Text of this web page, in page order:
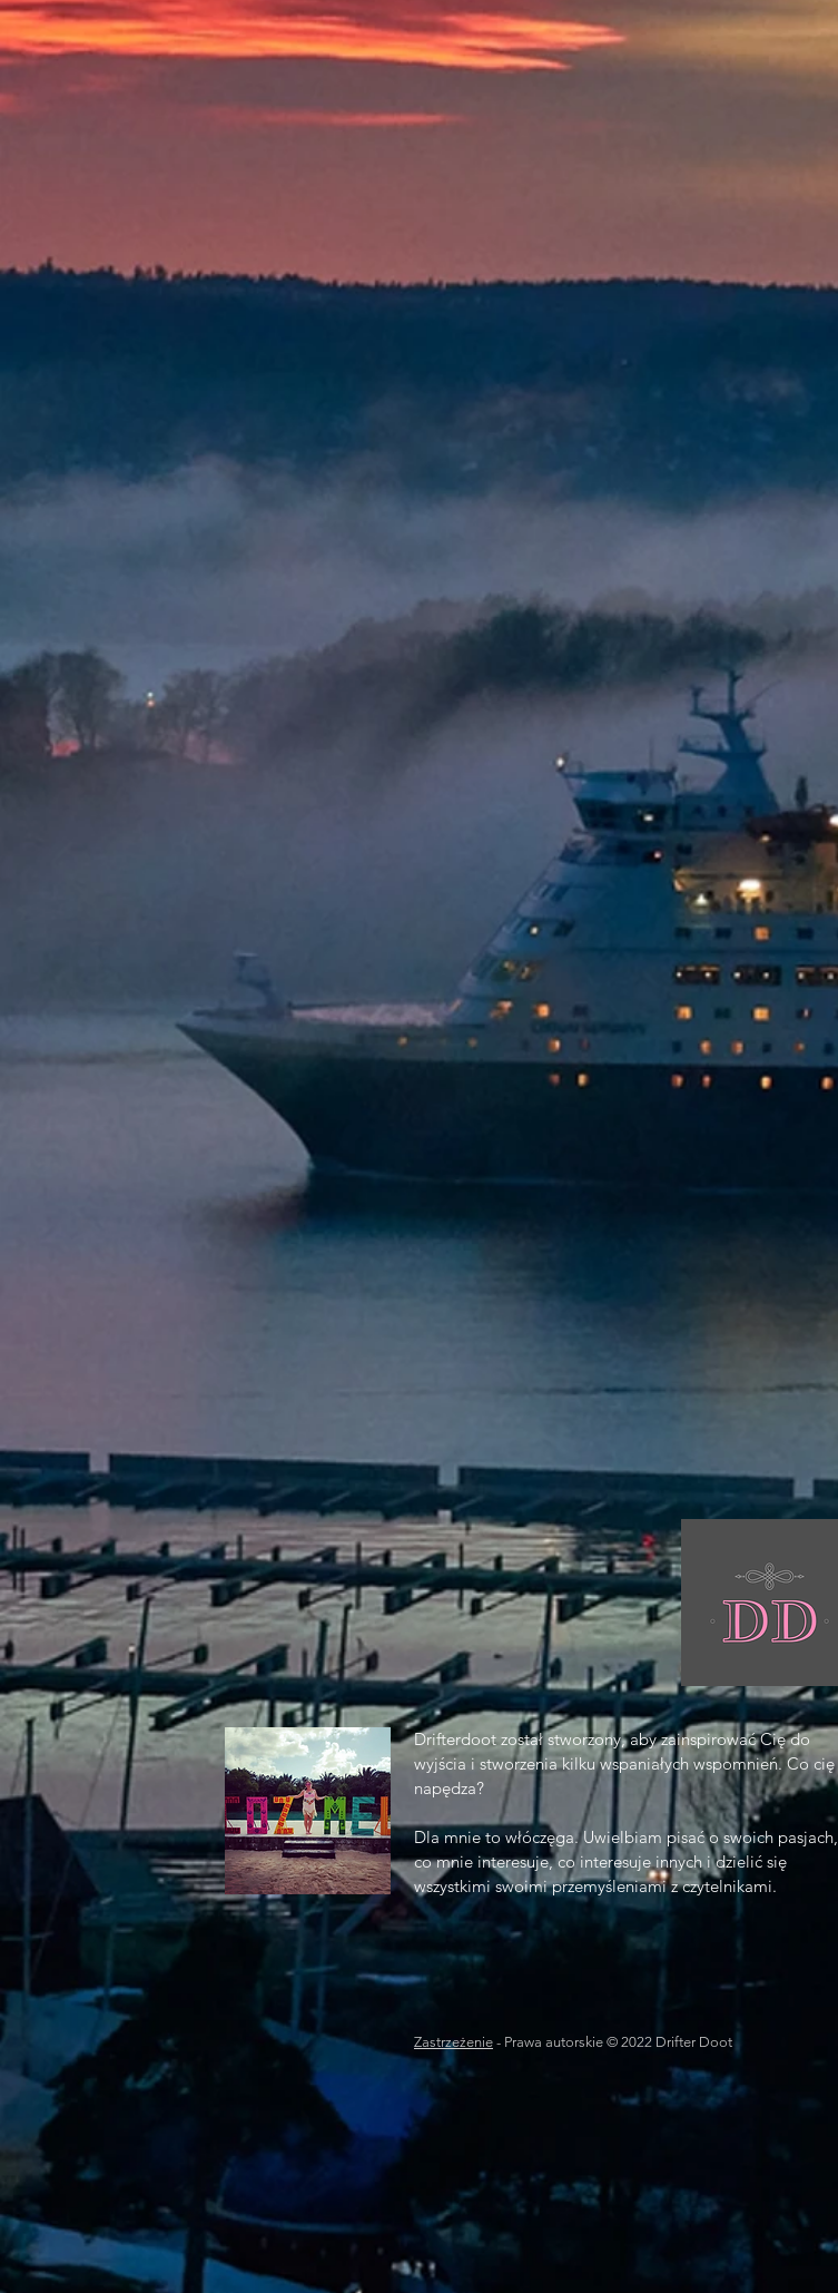
Drifterdoot został stworzony, aby zainspirować Cię do
wyjścia i stworzenia kilku wspaniałych wspomnień. Co cię
napędza?
Dla mnie to włóczęga. Uwielbiam pisać o swoich pasjach,
co mnie interesuje, co interesuje innych i dzielić się
wszystkimi swoimi przemyśleniami z czytelnikami.
Zastrzeżenie - Prawa autorskie © 2022 Drifter Doot